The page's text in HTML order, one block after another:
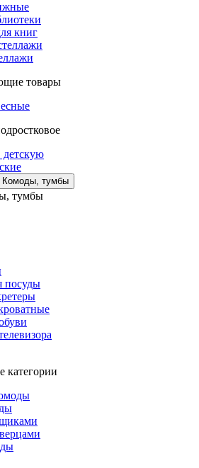
книг
товары
детскую
Комоды, тумбы
посуды
категории